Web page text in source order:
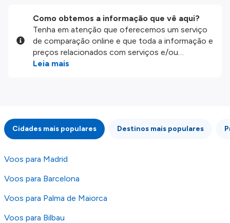
Como obtemos a informação que vê aqui?
Tenha em atenção que oferecemos um serviço
de comparação online e que toda a informação e
preços relacionados com serviços e/ou
produtos disponíveis no nosso website são
integridade ou pela precisão da informação
publicada, por isso verifique com atenção todas
as condições no website do parceiro antes de
fazer uma reserva. Para mais detalhes verifique
os nossos
Leia mais
Cidades mais populares Destinos mais populares
Voos para Madrid
Voos para Barcelona
Voos para Palma de Maiorca
Voos para Bilbau